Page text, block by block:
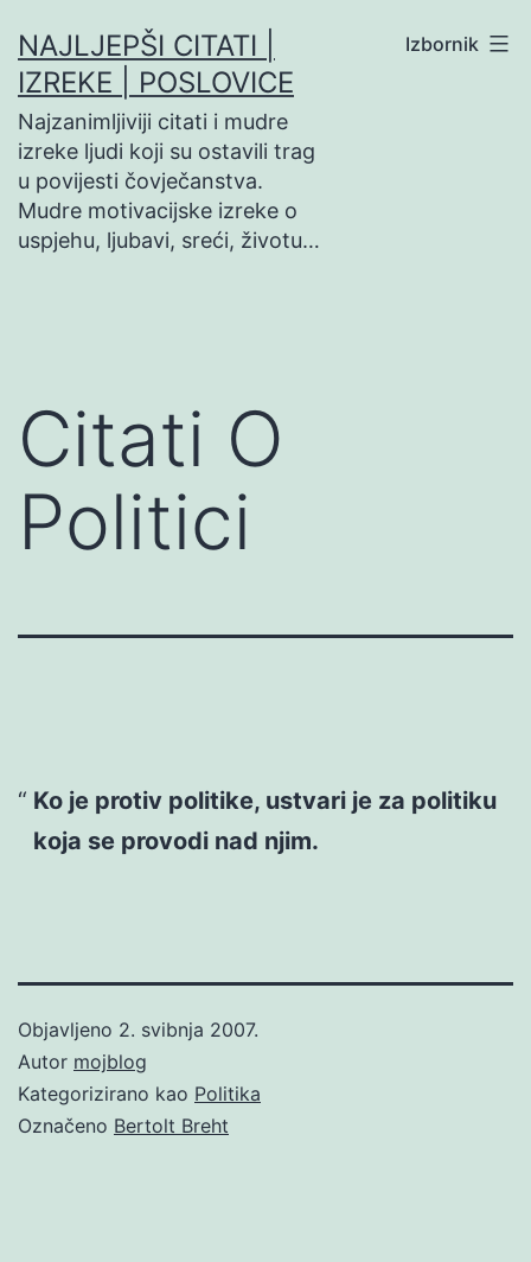
na
sadržaj
NAJLJEPŠI CITATI |
IZREKE | POSLOVICE
Najzanimljiviji citati i mudre
izreke ljudi koji su ostavili trag
u povijesti čovječanstva.
Mudre motivacijske izreke o
uspjehu, ljubavi, sreći, životu…
Izbornik
Citati O
Politici
Ko je protiv politike, ustvari je za politiku
koja se provodi nad njim.
Objavljeno 2. svibnja 2007.
Autor mojblog
Kategorizirano kao Politika
Označeno Bertolt Breht